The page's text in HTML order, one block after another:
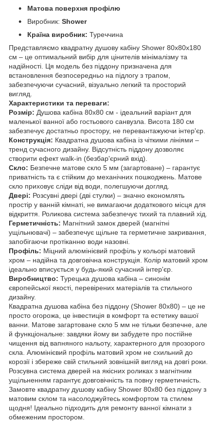
Матова поверхня профілю
Виробник: Shower
Країна виробник: Туреччина
Представляємо квадратну душову кабіну Shower 80х80х180
см – це оптимальний вибір для цінителів мінімалізму та
надійності. Ця модель без піддону призначена для
встановлення безпосередньо на підлогу з трапом,
забезпечуючи сучасний, візуально легкий та просторий
вигляд.
Характеристики та переваги:
Розмір: Душова кабіна 80х80 см - ідеальний варіант для
маленької ванної або гостьового санвузла. Висота 180 см
забезпечує достатньо простору, не перевантажуючи інтер'єр.
Конструкція: Квадратна душова кабіна із чіткими лініями –
тренд сучасного дизайну. Відсутність піддону дозволяє
створити ефект walk-in (безбар'єрний вхід).
Скло: Безпечне матове скло 5 мм (загартоване) – гарантує
приватність та є стійким до механічних пошкоджень. Матове
скло приховує сліди від води, полегшуючи догляд.
Двері: Розсувні двері (дві стулки) – значно економлять
простір у ванній кімнаті, не вимагаючи додаткового місця для
відкриття. Роликова система забезпечує тихий та плавний хід.
Герметичність: Магнітний замок дверей (магнітні
ущільнювачі) – забезпечує щільне та герметичне закривання,
запобігаючи протіканню води назовні.
Профіль: Міцний алюмінієвий профіль у кольорі матовий
хром – надійна та довговічна конструкція. Колір матовий хром
ідеально вписується у будь-який сучасний інтер'єр.
Виробництво: Турецька душова кабіна – синонім
європейської якості, перевірених матеріалів та стильного
дизайну.
Квадратна душова кабіна без піддону (Shower 80x80) – це не
просто огорожа, це інвестиція в комфорт та естетику вашої
ванни. Матове загартоване скло 5 мм не тільки безпечне, але
й функціональне: завдяки йому ви забудете про постійне
чищення від вапняного нальоту, характерного для прозорого
скла. Алюмінієвий профіль матовий хром не схильний до
корозії і збереже свій стильний зовнішній вигляд на довгі роки.
Розсувна система дверей на якісних роликах з магнітним
ущільненням гарантує довговічність та повну герметичність.
Замовте квадратну душову кабіну Shower 80х80 без піддону з
матовим склом та насолоджуйтесь комфортом та стилем
щодня! Ідеально підходить для ремонту ванної кімнати з
обмеженим простором.